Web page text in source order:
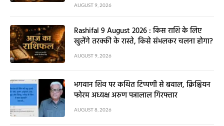
AUGUST 9, 2026
Rashifal 9 August 2026 : किस राशि के लिए
खुलेंगे तरक्की के रास्ते, किसे संभलकर चलना होगा?
AUGUST 9, 2026
भगवान शिव पर कथित टिप्पणी से बवाल, क्रिश्चियन
फोरम अध्यक्ष अरुण पन्नालाल गिरफ्तार
AUGUST 8, 2026